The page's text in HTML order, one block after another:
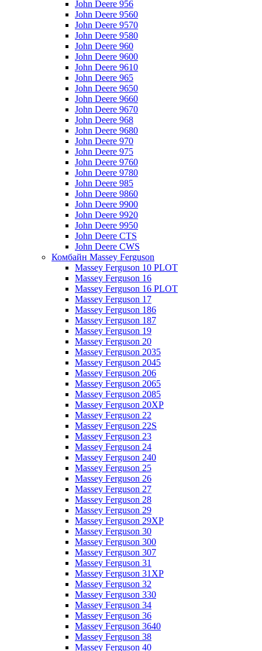
John Deere 956
John Deere 9560
John Deere 9570
John Deere 9580
John Deere 960
John Deere 9600
John Deere 9610
John Deere 965
John Deere 9650
John Deere 9660
John Deere 9670
John Deere 968
John Deere 9680
John Deere 970
John Deere 975
John Deere 9760
John Deere 9780
John Deere 985
John Deere 9860
John Deere 9900
John Deere 9920
John Deere 9950
John Deere CTS
John Deere CWS
Комбайн Massey Ferguson
Massey Ferguson 10 PLOT
Massey Ferguson 16
Massey Ferguson 16 PLOT
Massey Ferguson 17
Massey Ferguson 186
Massey Ferguson 187
Massey Ferguson 19
Massey Ferguson 20
Massey Ferguson 2035
Massey Ferguson 2045
Massey Ferguson 206
Massey Ferguson 2065
Massey Ferguson 2085
Massey Ferguson 20XP
Massey Ferguson 22
Massey Ferguson 22S
Massey Ferguson 23
Massey Ferguson 24
Massey Ferguson 240
Massey Ferguson 25
Massey Ferguson 26
Massey Ferguson 27
Massey Ferguson 28
Massey Ferguson 29
Massey Ferguson 29XP
Massey Ferguson 30
Massey Ferguson 300
Massey Ferguson 307
Massey Ferguson 31
Massey Ferguson 31XP
Massey Ferguson 32
Massey Ferguson 330
Massey Ferguson 34
Massey Ferguson 36
Massey Ferguson 3640
Massey Ferguson 38
Massey Ferguson 40